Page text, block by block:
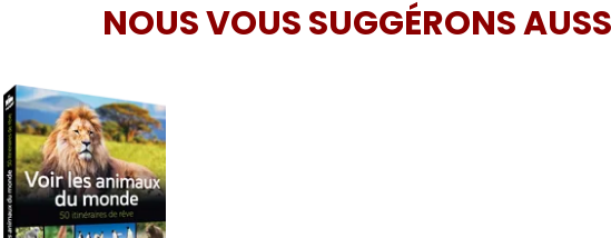
NOUS VOUS SUGGÉRONS